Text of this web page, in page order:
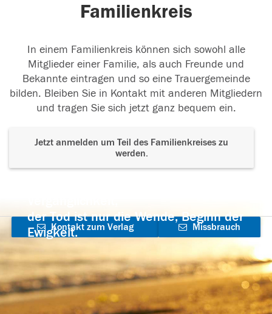
Familienkreis
In einem Familienkreis können sich sowohl alle
Mitglieder einer Familie, als auch Freunde und
Bekannte eintragen und so eine Trauergemeinde
bilden. Bleiben Sie in Kontakt mit anderen Mitgliedern
und tragen Sie sich jetzt ganz bequem ein.
Jetzt anmelden um Teil des Familienkreises zu
werden.
der Tod ist nur die Wende, Beginn der
Ewigkeit.
Kontakt zum Verlag
aufnehmen
Missbrauch